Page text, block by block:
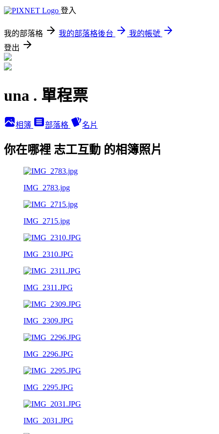
登入
我的部落格 我的部落格後台
我的帳號
登出
una . 單程票
相簿 部落格 名片
你在哪裡 志工互動 的相簿照片
IMG_2783.jpg
IMG_2715.jpg
IMG_2310.JPG
IMG_2311.JPG
IMG_2309.JPG
IMG_2296.JPG
IMG_2295.JPG
IMG_2031.JPG